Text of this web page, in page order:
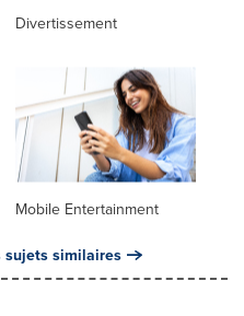
Divertissement
Mobile Entertainment
sujets similaires